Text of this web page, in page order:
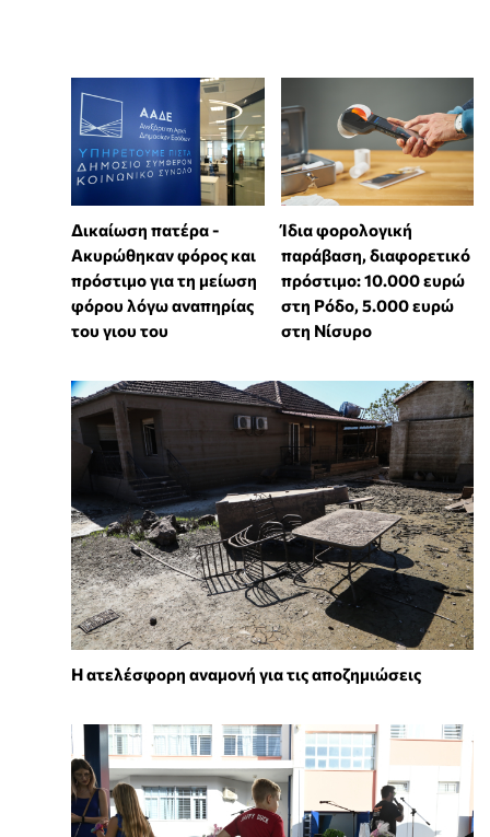
Δικαίωση πατέρα -
Ακυρώθηκαν φόρος και
πρόστιμο για τη μείωση
φόρου λόγω αναπηρίας
του γιου του
Ίδια φορολογική
παράβαση, διαφορετικό
πρόστιμο: 10.000 ευρώ
στη Ρόδο, 5.000 ευρώ
στη Νίσυρο
Η ατελέσφορη αναμονή για τις αποζημιώσεις